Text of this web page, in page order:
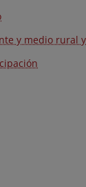
y medio rural